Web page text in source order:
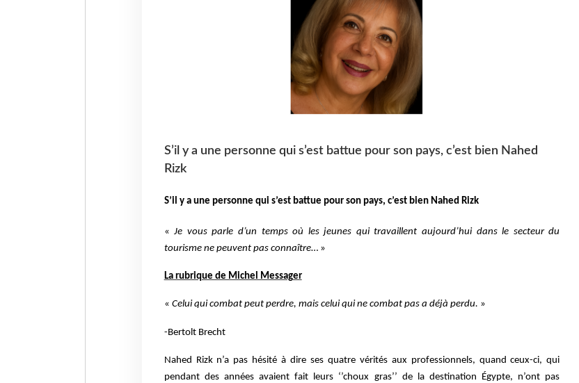
S’il y a une personne qui s’est battue pour son pays, c’est bien Nahed
Rizk
S’il y a une personne qui s’est battue pour son pays, c’est bien Nahed Rizk
«Je vous parle d’un temps où les jeunes qui travaillent aujourd’hui dans le secteur du
tourisme ne peuvent pas connaître… »
La rubrique de Michel Messager
« Celui qui combat peut perdre, mais celui qui ne combat pas a déjà perdu. »
-Bertolt Brecht
Nahed Rizk n’a pas hésité à dire ses quatre vérités aux professionnels, quand ceux-ci, qui
pendant des années avaient fait leurs ‘’choux gras’’ de la destination Égypte, n’ont pas